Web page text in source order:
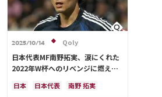
2025/10/14 Qoly
日本代表MF南野拓実、涙にくれた
2022年W杯へのリベンジに燃える
ー人生をかけた戦い」
日本 日本代表
南野 拓実